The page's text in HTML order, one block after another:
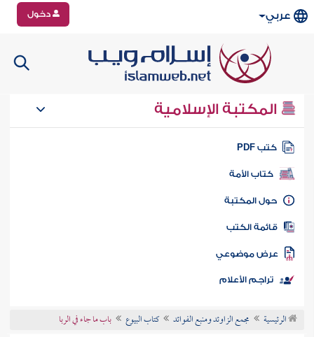
عربي دخول
المكتبة الإسلامية
كتب PDF
كتاب الأمة
المكتبة
الكتب
موضوعي
تراجم الأعلام
الرئيسية مجمع الزاوئد ومنبع الفوائد كتاب البيوع باب ما جاء في الربا